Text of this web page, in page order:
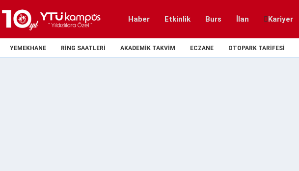
Haber Etkinlik Burs İlan Kariyer
YEMEKHANE RING SAATLERI AKADEMIK TAKVIM ECZANE OTOPARK TARIFESI